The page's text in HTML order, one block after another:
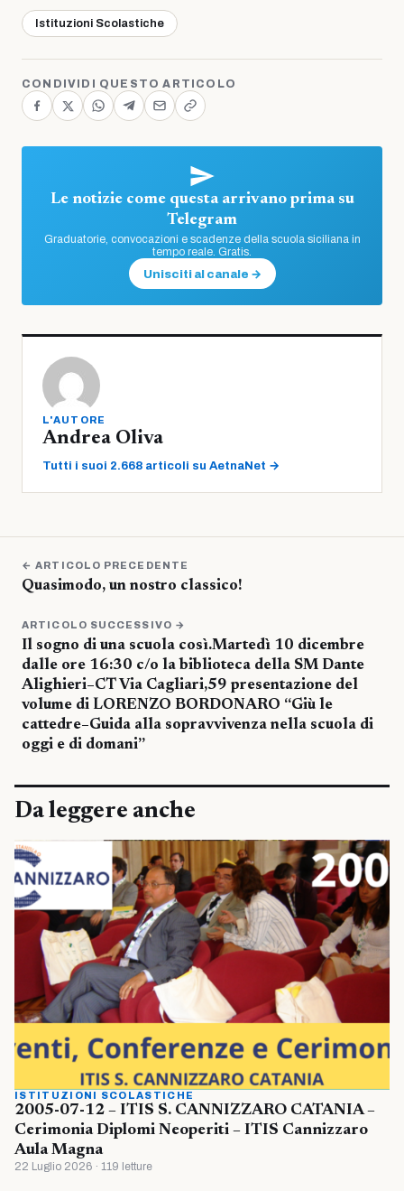
Istituzioni Scolastiche
CONDIVIDI QUESTO ARTICOLO
Le notizie come questa arrivano prima su
Telegram
Graduatorie, convocazioni e scadenze della scuola siciliana in
tempo reale. Gratis.
Unisciti al canale →
L'AUTORE
Andrea Oliva
Tutti i suoi 2.668 articoli su AetnaNet →
← ARTICOLO PRECEDENTE
Quasimodo, un nostro classico!
ARTICOLO SUCCESSIVO →
Il sogno di una scuola così.Martedì 10 dicembre
dalle ore 16:30 c/o la biblioteca della SM Dante
Alighieri–CT Via Cagliari,59 presentazione del
volume di LORENZO BORDONARO “Giù le
cattedre–Guida alla sopravvivenza nella scuola di
oggi e di domani”
Da leggere anche
ISTITUZIONI SCOLASTICHE
2005-07-12 – ITIS S. CANNIZZARO CATANIA –
Cerimonia Diplomi Neoperiti – ITIS Cannizzaro
Aula Magna
22 Luglio 2026 · 119 letture